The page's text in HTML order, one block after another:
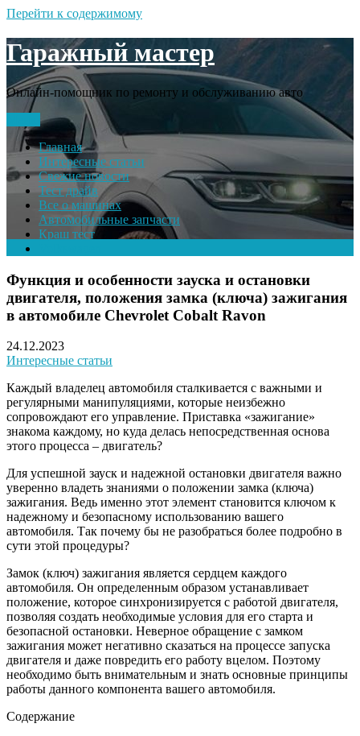
Перейти к содержимому
Гаражный мастер
Онлайн-помощник по ремонту и обслуживанию авто
Главная
Интересные статьи
Свежие новости
Тест драйв
Все о машинах
Автомобильные запчасти
Краш тест
Функция и особенности зауска и остановки
двигателя, положения замка (ключа) зажигания
в автомобиле Chevrolet Cobalt Ravon
24.12.2023
Интересные статьи
Каждый владелец автомобиля сталкивается с важными и
регулярными манипуляциями, которые неизбежно
сопровождают его управление. Приставка «зажигание»
знакома каждому, но куда делась непосредственная основа
этого процесса – двигатель?
Для успешной зауск и надежной остановки двигателя важно
уверенно владеть знаниями о положении замка (ключа)
зажигания. Ведь именно этот элемент становится ключом к
надежному и безопасному использованию вашего
автомобиля. Так почему бы не разобраться более подробно в
сути этой процедуры?
Замок (ключ) зажигания является сердцем каждого
автомобиля. Он определенным образом устанавливает
положение, которое синхронизируется с работой двигателя,
позволяя создать необходимые условия для его старта и
безопасной остановки. Неверное обращение с замком
зажигания может негативно сказаться на процессе запуска
двигателя и даже повредить его работу вцелом. Поэтому
необходимо быть внимательным и знать основные принципы
работы данного компонента вашего автомобиля.
Содержание